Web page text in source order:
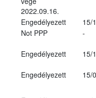
2022.09.16.
Engedélyezett
15/
Not PPP
-
Engedélyezett 15/
Engedélyezett
15/